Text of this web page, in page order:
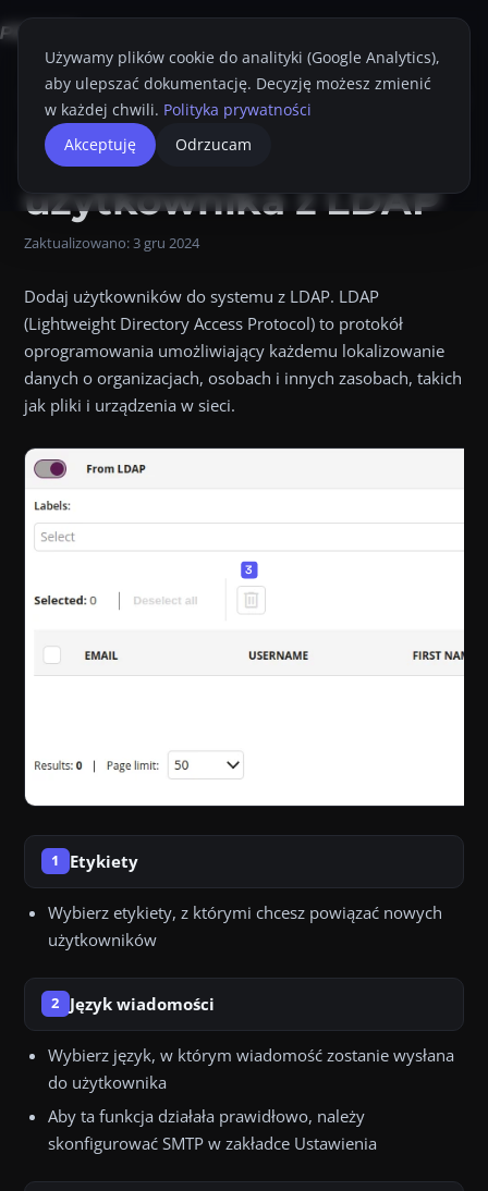
Strona główna Przewodnik Administratora
Dodawanie
użytkownika z LDAP
Zaktualizowano:3 gru 2024
Dodaj użytkowników do systemu z LDAP. LDAP
(Lightweight Directory Access Protocol) to protokół
oprogramowania umożliwiający każdemu lokalizowanie
danych o organizacjach, osobach i innych zasobach, takich
jak pliki i urządzenia w sieci.
1 Etykiety
Wybierz etykiety, z którymi chcesz powiązać nowych
użytkowników
2 Język wiadomości
Wybierz język, w którym wiadomość zostanie wysłana
do użytkownika
Aby ta funkcja działała prawidłowo, należy
skonfigurować SMTP w zakładce Ustawienia
Używamy plików cookie do analityki (Google Analytics),
aby ulepszać dokumentację. Decyzję możesz zmienić
w każdej chwili. Polityka prywatności
Akceptuję
Odrzucam